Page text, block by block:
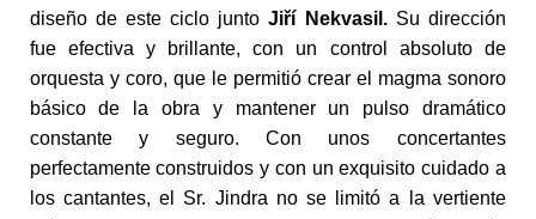
diseño de este ciclo juntoJiří Nekvasil.Su dirección
fue efectiva y brillante, con un control absoluto de
orquesta y coro, que le permitió crear el magma sonoro
básico de la obra y mantener un pulso dramático
constante y seguro. Con unos concertantes
perfectamente construidos y con un exquisito cuidado a
los cantantes, el Sr. Jindra no se limitó a la vertiente